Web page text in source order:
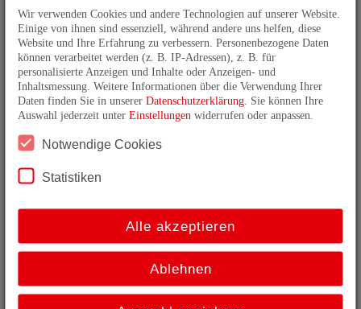
EtherCAT ermöglicht. Das SDO-Protokoll ist direkt
übernommen, so dass bestehende CANopen-Stacks quasi
ohne Änderung verwendet werden können. Die
Prozessdaten werden in Prozessdatenobjekten (PDO)
organisiert, die mit den effizienten Mitteln von
EtherCAT übertragen werden - eine 8-Byte-
Beschränkung besteht natürlich nicht mehr. Alle
CANopen- Profile - und damit auch das Antriebsprofil
(DS 402) - sind vollständig nutzbar.
Die Stellantriebe der MA-Baureihe eignen sich optimal
als Hilfsantriebe zur Verstellung von Formaten,
Falzmaschinen, Thermoformmaschinen und
integriertem Multiturn-Absolutdrehgeber,
Regelungsmodul und Busanschaltung positionieren auf
und leisten bis zu 100 W im Dauerbetrieb. Das
Trägheitsmoment der Antriebe ist im Vergleich zu EC-
Bewegung großer Massen günstig auf die Reglerqualität
Wir verwenden Cookies und andere Technologien auf unserer Website.
Einige von ihnen sind essenziell, während andere uns helfen, diese
Website und Ihre Erfahrung zu verbessern. Personenbezogene Daten
können verarbeitet werden (z. B. IP-Adressen), z. B. für
personalisierte Anzeigen und Inhalte oder Anzeigen- und
Inhaltsmessung. Weitere Informationen über die Verwendung Ihrer
Daten finden Sie in unsererDatenschutzerklärung . Sie können Ihre
Auswahl jederzeit unterEinstellungen widerrufen oder anpassen.
Notwendige Cookies
Statistiken
Alle akzeptieren
Ablehnen